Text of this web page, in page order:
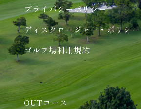
プライバシーポリシー
ディスクロージャー・ポリシー
ゴルフ場利用規約
OUTコース